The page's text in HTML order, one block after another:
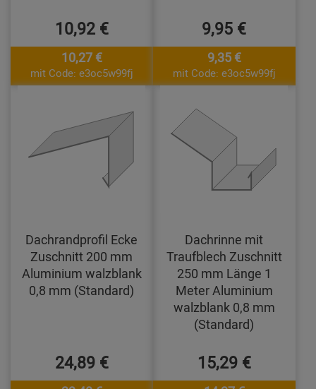
10,92 €
10,27 €
mit Code: e3oc5w99fj
9,95 €
9,35 €
mit Code: e3oc5w99fj
Dachrandprofil Ecke
Zuschnitt 200 mm
Aluminium walzblank
0,8 mm (Standard)
24,89 €
Dachrinne mit
Traufblech Zuschnitt
250 mm Länge 1
Meter Aluminium
walzblank 0,8 mm
(Standard)
15,29 €